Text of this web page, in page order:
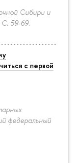
Сибири и
С. 59-69.
с первой
федеральный